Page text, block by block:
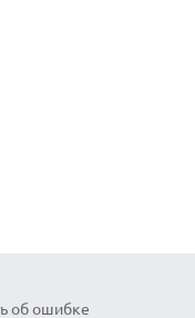
об ошибке